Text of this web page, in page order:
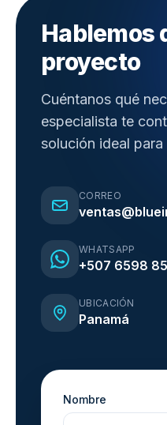
Hablemos
proyecto
Cuéntanos qué
especialista te
solución ideal para
CORREO
WHATSAPP
+507 6598
UBICACIÓN
Panamá
Nombre